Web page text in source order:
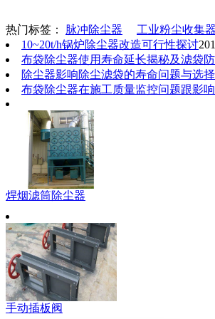
热门标签： 脉冲除尘器 工业粉尘收集器
10~20t/h锅炉除尘器改造可行性探讨
布袋除尘器使用寿命延长揭秘及滤袋
除尘器影响除尘滤袋的寿命问题与选
布袋除尘器在施工质量监控问题跟影响
焊烟滤筒除尘器
手动插板阀